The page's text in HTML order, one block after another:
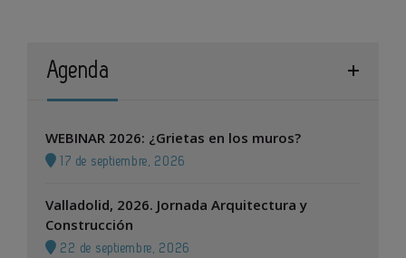
Agenda
WEBINAR 2026: ¿Grietas en los muros?
17 de septiembre, 2026
Valladolid, 2026. Jornada Arquitectura y
Construcción
22 de septiembre, 2026